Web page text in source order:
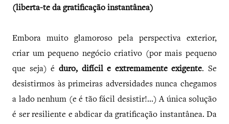
(liberta-te da gratificação instantânea)
Embora muito glamoroso pela perspectiva exterior,
criar um pequeno negócio criativo (por mais pequeno
que seja) é duro, difícil e extremamente exigente. Se
desistirmos às primeiras adversidades nunca chegamos
a lado nenhum (e é tão fácil desistir!...) A única solução
é ser resiliente e abdicar da gratificação instantânea. Da